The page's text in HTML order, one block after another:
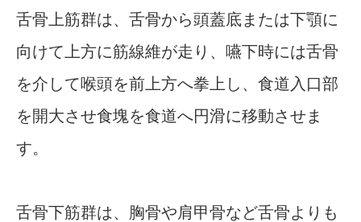
舌骨上筋群は、舌骨から頭蓋底または下顎に
向けて上方に筋線維が走り、嚥下時には舌骨
を介して喉頭を前上方へ拳上し、食道入口部
を開大させ食塊を食道へ円滑に移動させま
す。
舌骨下筋群は、胸骨や肩甲骨など舌骨よりも